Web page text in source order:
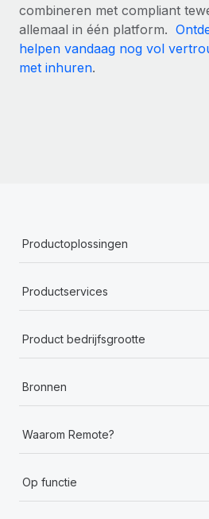
combineren met compliant
allemaal in één platform.
helpen vandaag nog vol
met inhuren.
Productoplossingen
Productservices
Product bedrijfsgrootte
Bronnen
Waarom Remote?
Op functie